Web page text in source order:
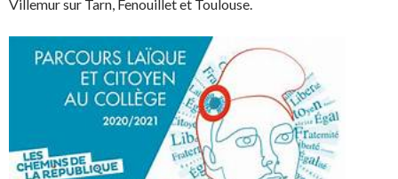
Villemur sur Tarn, Fenouillet et Toulouse.